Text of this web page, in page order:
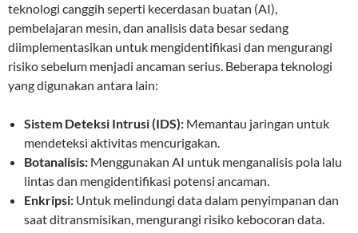
teknologi canggih seperti kecerdasan buatan (AI),
pembelajaran mesin, dan analisis data besar sedang
diimplementasikan untuk mengidentifikasi dan mengurangi
risiko sebelum menjadi ancaman serius. Beberapa teknologi
yang digunakan antara lain:
Sistem Deteksi Intrusi (IDS): Memantau jaringan untuk
mendeteksi aktivitas mencurigakan.
Botanalisis: Menggunakan AI untuk menganalisis pola lalu
lintas dan mengidentifikasi potensi ancaman.
Enkripsi: Untuk melindungi data dalam penyimpanan dan
saat ditransmisikan, mengurangi risiko kebocoran data.